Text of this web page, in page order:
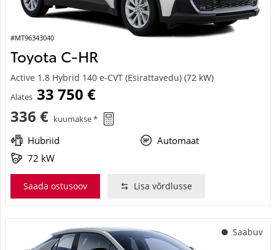
#MT96343040
Toyota C-HR
Active 1.8 Hybrid 140 e-CVT (Esirattavedu) (72 kW)
Alates 33 750 €
336 € kuumakse *
Hübriid
Automaat
72 kW
Saada ostusoov Lisa võrdlusse
Saabuv